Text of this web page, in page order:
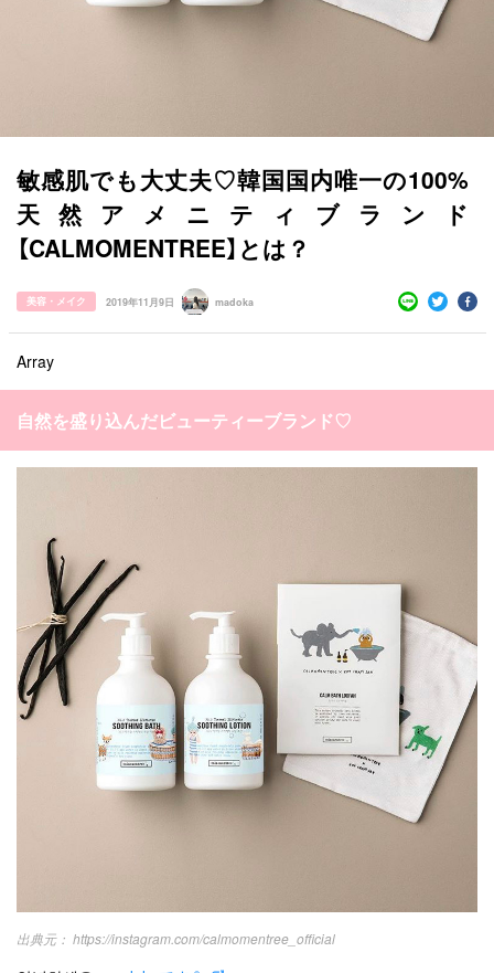
すべての記事
カテゴリー一覧
タグ一覧
キュレーター一覧
運営会社
利用規約
プライバシーポリシー
韓国
韓国旅行 韓国ファッション
メイク コスメ ファッション
トレンド 韓国メイク
オルチャンメイク twice アイドル
韓国ドラマ カフェ かわいい
敏感肌でも大丈夫♡韓国国内唯一の100%
天然アメニティブランド
【CALMOMENTREE】とは？
美容・メイク 2019年11月9日 madoka
Array
自然を盛り込んだビューティーブランド♡
https://instagram.com/calmomentree_official